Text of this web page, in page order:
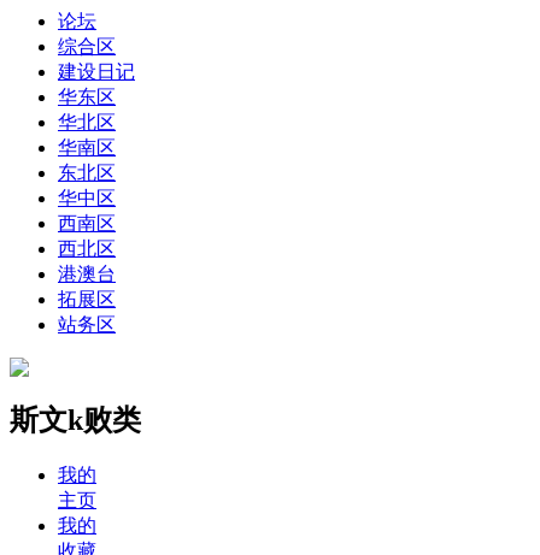
论坛
综合区
建设日记
华东区
华北区
华南区
东北区
华中区
西南区
西北区
港澳台
拓展区
站务区
斯文k败类
我的
主页
我的
收藏